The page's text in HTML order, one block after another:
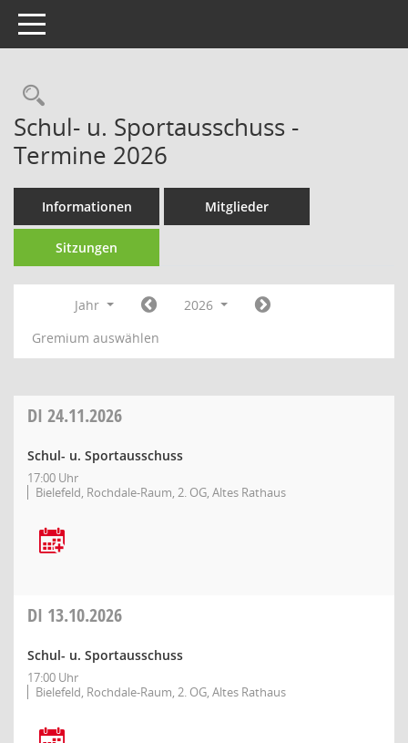
Toggle navigation
Rechercheauswahl
Schul- u. Sportausschuss -
Termine 2026
Informationen Mitglieder
Sitzungen
Jahr
2026
Gremium auswählen
DI 24.11.2026
Schul- u. Sportausschuss
17:00 Uhr
Bielefeld, Rochdale-Raum, 2. OG, Altes Rathaus
DI 13.10.2026
Schul- u. Sportausschuss
17:00 Uhr
Bielefeld, Rochdale-Raum, 2. OG, Altes Rathaus